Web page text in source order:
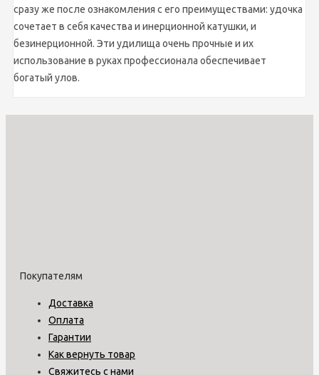
сразу же после ознакомления с его преимуществами: удочка
сочетает в себя качества и инерционной катушки, и
безинерционной. Эти удилища очень прочные и их
использование в руках профессионала обеспечивает
богатый улов.
Покупателям
Доставка
Оплата
Гарантии
Как вернуть товар
Свяжитесь с нами